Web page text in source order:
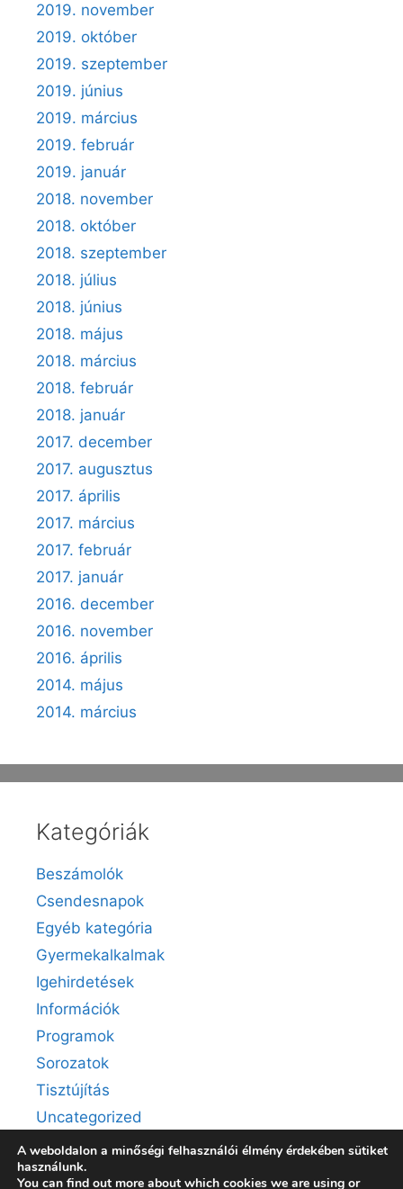
2019. november
2019. október
2019. szeptember
2019. június
2019. március
2019. február
2019. január
2018. november
2018. október
2018. szeptember
2018. július
2018. június
2018. május
2018. március
2018. február
2018. január
2017. december
2017. augusztus
2017. április
2017. március
2017. február
2017. január
2016. december
2016. november
2016. április
2014. május
2014. március
Kategóriák
Beszámolók
Csendesnapok
Egyéb kategória
Gyermekalkalmak
Igehirdetések
Információk
Programok
Sorozatok
Tisztújítás
Uncategorized
A weboldalon a minőségi felhasználói élmény érdekében sütiket
használunk.
You can find out more about which cookies we are using or